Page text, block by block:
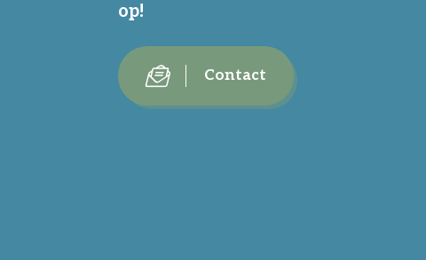
op!
Contact